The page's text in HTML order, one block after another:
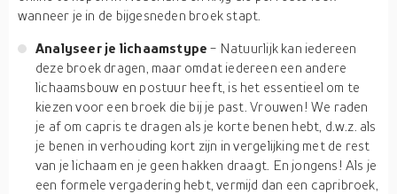
wanneer je in de bijgesneden broek stapt.
Analyseer je lichaamstype- Natuurlijk kan iedereen
deze broek dragen, maar omdat iedereen een andere
lichaamsbouw en postuur heeft, is het essentieel om te
kiezen voor een broek die bij je past. Vrouwen! We raden
je af om capris te dragen als je korte benen hebt, d.w.z. als
je benen in verhouding kort zijn in vergelijking met de rest
van je lichaam en je geen hakken draagt. En jongens! Als je
een formele vergadering hebt, vermijd dan een capribroek,